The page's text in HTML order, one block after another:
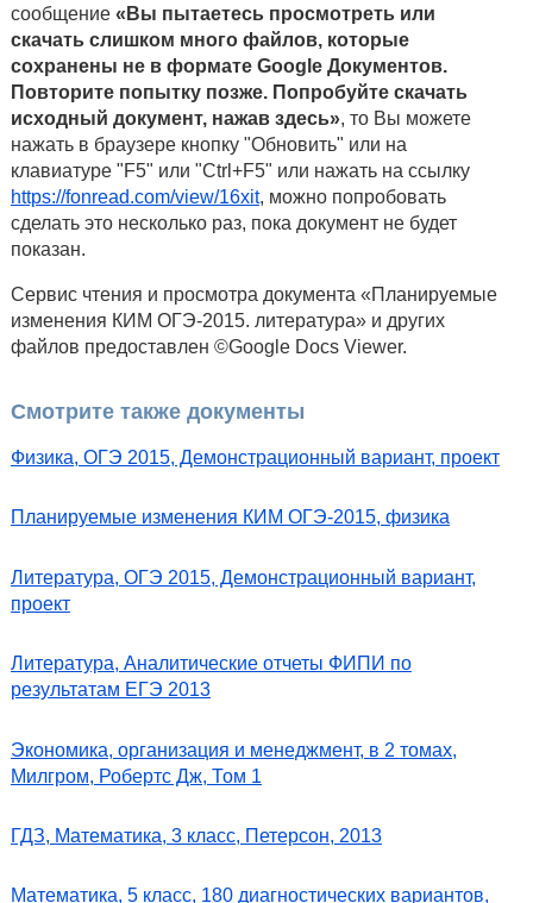
сообщение «Вы пытаетесь просмотреть или
скачать слишком много файлов, которые
сохранены не в формате Google Документов.
Повторите попытку позже. Попробуйте скачать
исходный документ, нажав здесь», то Вы можете
нажать в браузере кнопку "Обновить" или на
клавиатуре "F5" или "Ctrl+F5" или нажать на ссылку
https://fonread.com/view/16xit, можно попробовать
сделать это несколько раз, пока документ не будет
показан.
Сервис чтения и просмотра документа «Планируемые
изменения КИМ ОГЭ-2015. литература» и других
файлов предоставлен ©Google Docs Viewer.
Смотрите также документы
Физика, ОГЭ 2015, Демонстрационный вариант, проект
Планируемые изменения КИМ ОГЭ-2015, физика
Литература, ОГЭ 2015, Демонстрационный вариант,
проект
Литература, Аналитические отчеты ФИПИ по
результатам ЕГЭ 2013
Экономика, организация и менеджмент, в 2 томах,
Милгром, Робертс Дж, Том 1
ГДЗ, Математика, 3 класс, Петерсон, 2013
Математика, 5 класс, 180 диагностических вариантов,